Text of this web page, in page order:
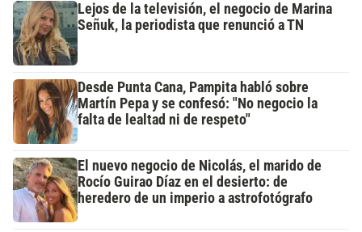
Lejos de la televisión, el negocio de Marina
Señuk, la periodista que renunció a TN
Desde Punta Cana, Pampita habló sobre
Martín Pepa y se confesó: "No negocio la
falta de lealtad ni de respeto"
El nuevo negocio de Nicolás, el marido de
Rocío Guirao Díaz en el desierto: de
heredero de un imperio a astrofotógrafo